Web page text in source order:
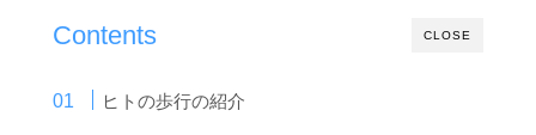
CLOSE
Contents
ヒトの歩行の紹介